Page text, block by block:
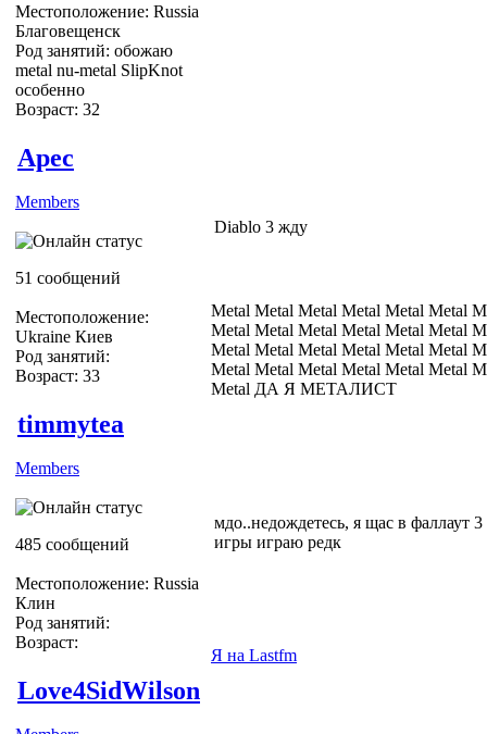
Местоположение: Russia
Благовещенск
Род занятий: обожаю
metal nu-metal SlipKnot
особенно
Возраст: 32
Apec
Members
51 сообщений
Местоположение:
Ukraine Киев
Род занятий:
Возраст: 33
Diablo 3 жду
Metal Metal Metal Metal Metal Metal
Metal Metal Metal Metal Metal Metal
Metal Metal Metal Metal Metal Metal
Metal Metal Metal Metal Metal Metal
Metal ДА Я МЕТАЛИСТ
timmytea
Members
485 сообщений
Местоположение: Russia
Клин
Род занятий:
Возраст:
мдо..недождетесь, я щас в фаллаут
игры играю редк
Я на Lastfm
Love4SidWilson